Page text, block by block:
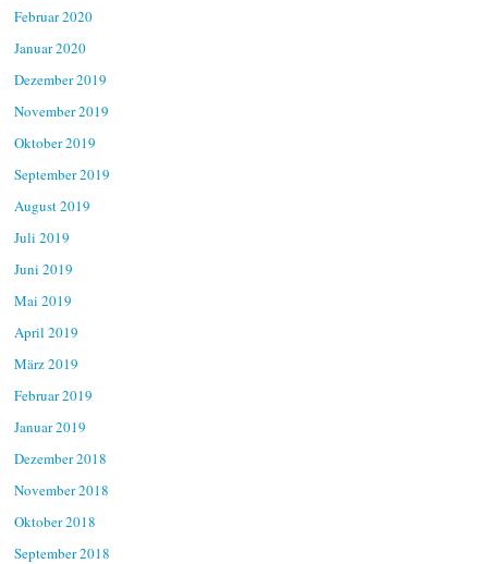
Februar 2020
Januar 2020
Dezember 2019
November 2019
Oktober 2019
September 2019
August 2019
Juli 2019
Juni 2019
Mai 2019
April 2019
März 2019
Februar 2019
Januar 2019
Dezember 2018
November 2018
Oktober 2018
September 2018